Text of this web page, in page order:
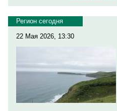
Регион сегодня
22 Мая 2026, 13:30